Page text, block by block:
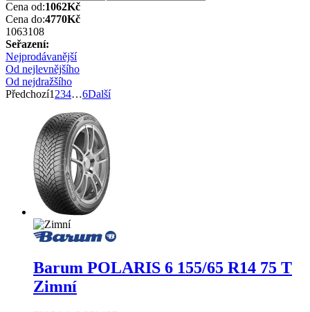
Cena od:1062Kč
Cena do:4770Kč
1063108
Seřazení:
Nejprodávanější
Od nejlevnějšího
Od nejdražšího
Předchozí1 234…6Další
Barum POLARIS 6 155/65 R14 75 T
Zimní